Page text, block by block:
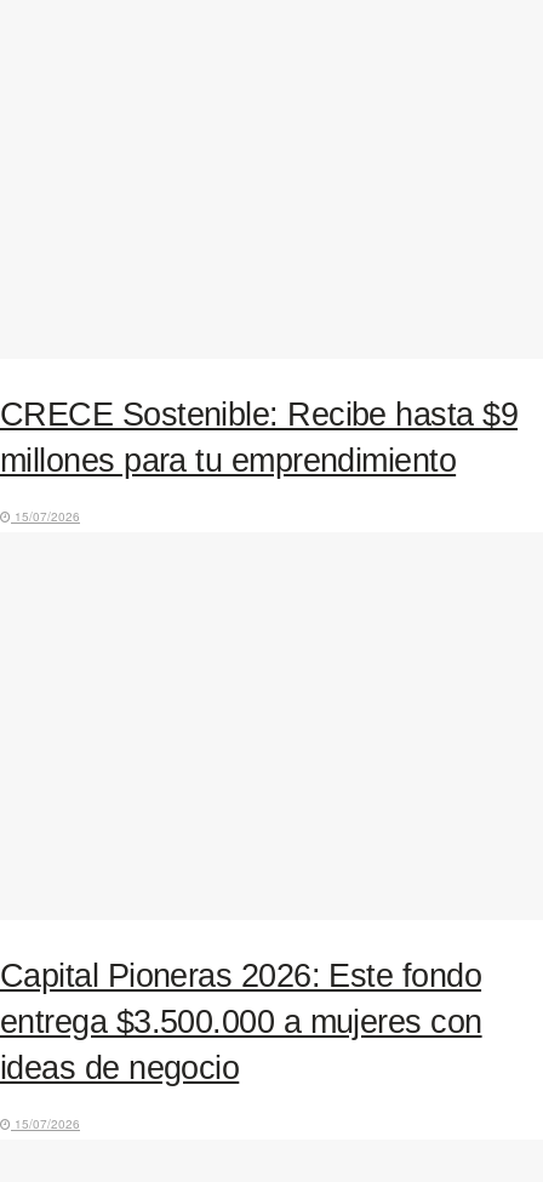
CRECE Sostenible: Recibe hasta $9
millones para tu emprendimiento
15/07/2026
Capital Pioneras 2026: Este fondo
entrega $3.500.000 a mujeres con
ideas de negocio
15/07/2026